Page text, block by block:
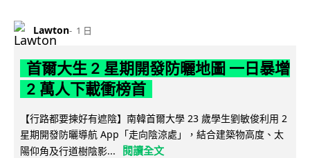
Lawton 1 日
首爾大生 2 星期開發防曬地圖 一日暴增
2 萬人下載衝榜首
【行路都要揀好有遮陰】南韓首爾大學 23 歲學生劉敏俊利用 2
星期開發防曬導航 App「走向陰涼處」，結合建築物高度、太
陽仰角及行道樹陰影...
閱讀全文